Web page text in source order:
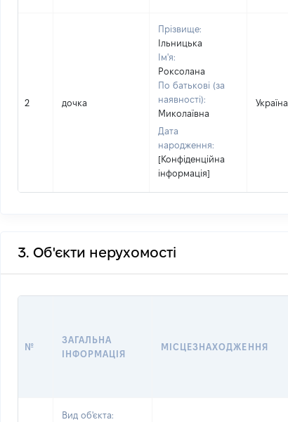
2 дочка
Прізвище:
Ільницька
Ім'я:
Роксолана
По батькові (за
наявності):
Миколаївна
Дата
народження:
[Конфіденційна
інформація]
Україна
3. Об'єкти нерухомості
№
ЗАГАЛЬНА
ІНФОРМАЦІЯ
МІСЦЕЗНАХОДЖЕННЯ
Вид об'єкта: